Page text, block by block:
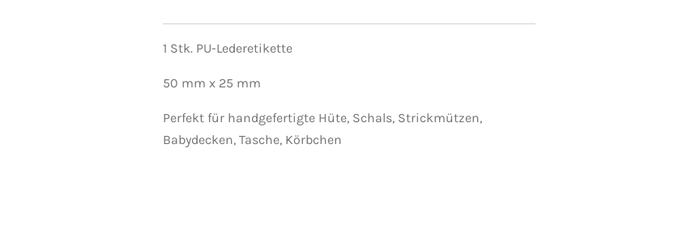
1 Stk. PU-Lederetikette
50 mm x 25 mm
Perfekt für handgefertigte Hüte, Schals, Strickmützen,
Babydecken, Tasche, Körbchen